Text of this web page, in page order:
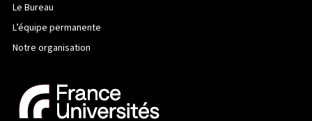
Le Bureau
L’équipe permanente
Notre organisation